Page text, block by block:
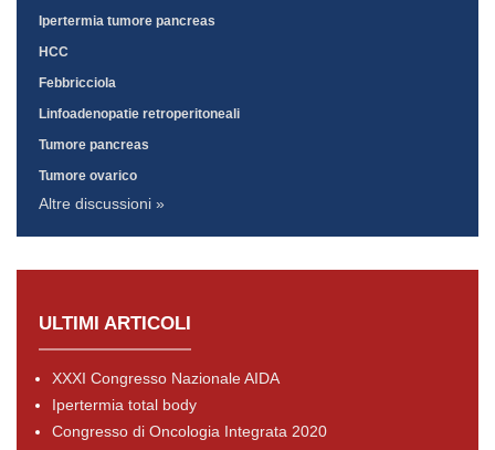
Ipertermia tumore pancreas
HCC
Febbricciola
Linfoadenopatie retroperitoneali
Tumore pancreas
Tumore ovarico
Altre discussioni »
ULTIMI ARTICOLI
XXXI Congresso Nazionale AIDA
Ipertermia total body
Congresso di Oncologia Integrata 2020